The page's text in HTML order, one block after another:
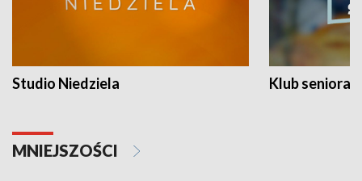
Studio Niedziela Klub seniora
MNIEJSZOŚCI